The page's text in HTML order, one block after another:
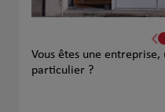
Vous êtes une
particulier ?